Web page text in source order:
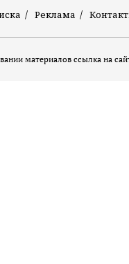
Реклама
материалов ссылка на